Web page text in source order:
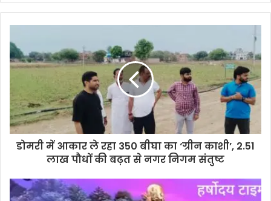
डोमरी में आकार ले रहा 350 बीघा का ‘ग्रीन काशी’, 2.51
लाख पौधों की बढ़त से नगर निगम संतुष्ट